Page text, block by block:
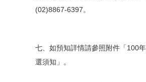
(02)8867-6397。
七、如預知詳情請參照附件「100
選須知」。